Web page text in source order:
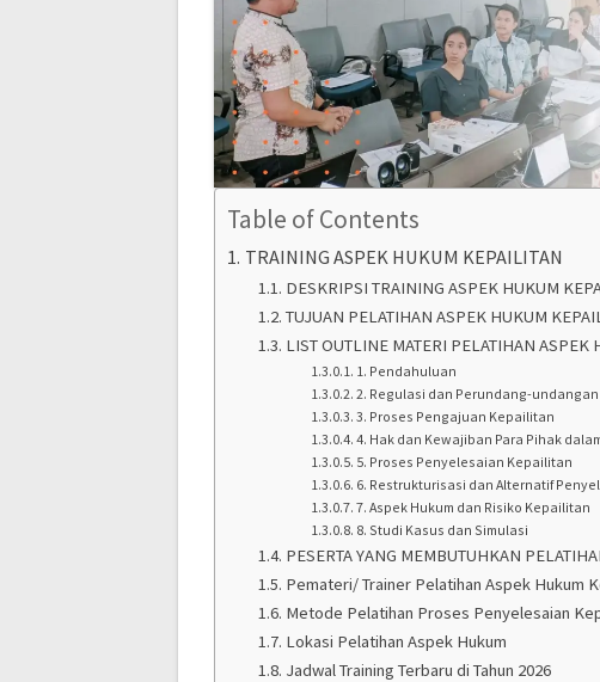
Table of Contents
TRAINING ASPEK HUKUM KEPAILITAN
DESKRIPSI TRAINING ASPEK HUKUM
TUJUAN PELATIHAN ASPEK HUKUM
LIST OUTLINE MATERI PELATIHAN ASPEK
1. Pendahuluan
2. Regulasi dan Perundang-undangan
3. Proses Pengajuan Kepailitan
4. Hak dan Kewajiban Para Pihak
5. Proses Penyelesaian Kepailitan
6. Restrukturisasi dan Alternatif
7. Aspek Hukum dan Risiko Kepailitan
8. Studi Kasus dan Simulasi
PESERTA YANG MEMBUTUHKAN
Pemateri/ Trainer Pelatihan Aspek Hukum
Metode Pelatihan Proses Penyelesaian
Lokasi Pelatihan Aspek Hukum
Jadwal Training Terbaru di Tahun 2026